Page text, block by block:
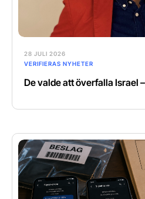
28 JULI 2026
VERIFIERAS NYHETER
De valde att överfalla Israel